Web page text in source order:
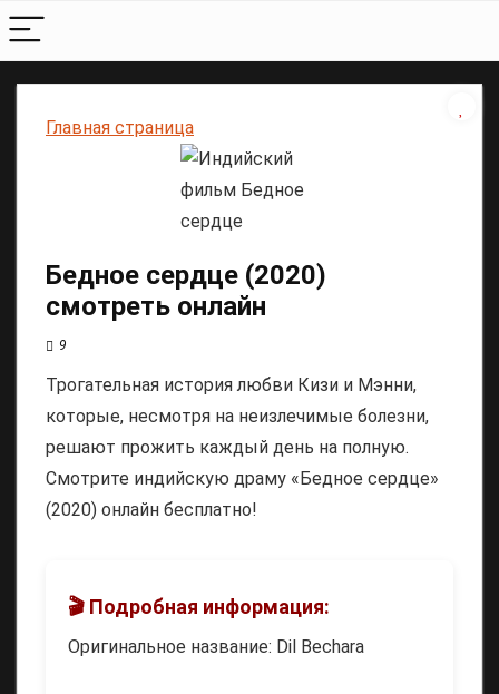
Главная страница
Бедное сердце (2020)
смотреть онлайн
9
Трогательная история любви Кизи и Мэнни,
которые, несмотря на неизлечимые болезни,
решают прожить каждый день на полную.
Смотрите индийскую драму «Бедное сердце»
(2020) онлайн бесплатно!
🎬 Подробная информация:
Оригинальное название: Dil Bechara